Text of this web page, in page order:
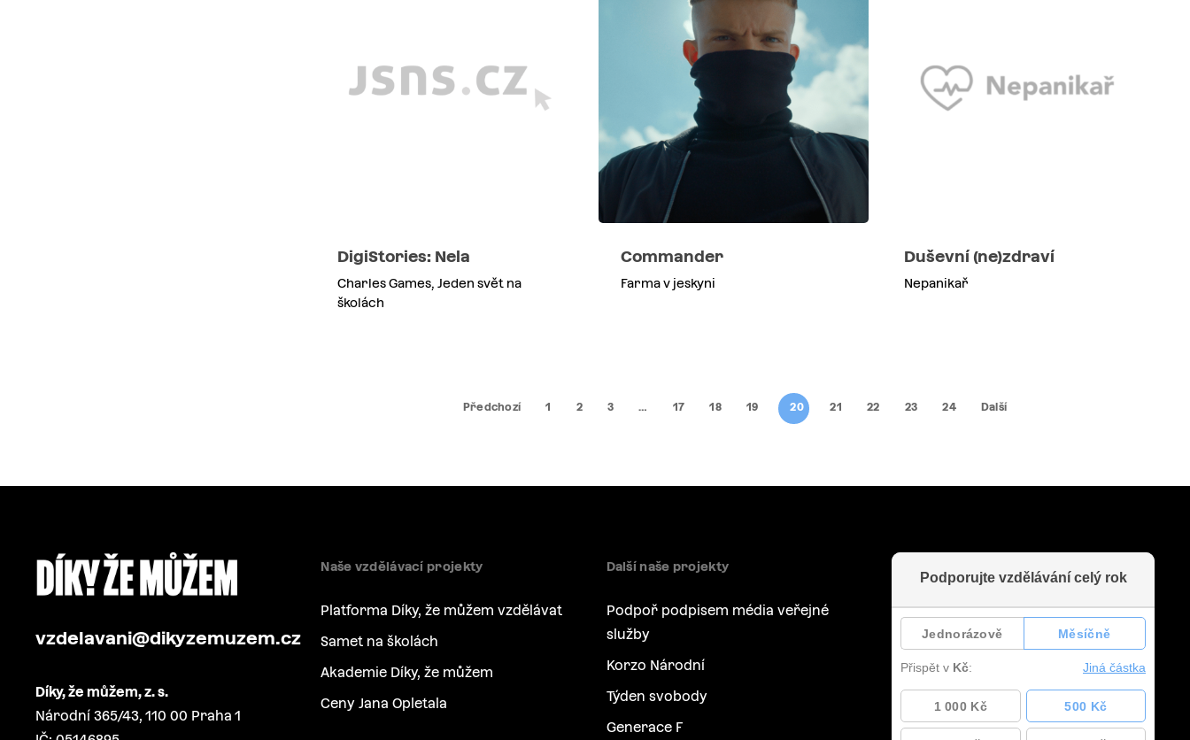
DigiStories: Nela
Charles Games, Jeden svět na
školách
Commander
Farma v jeskyni
Duševní (ne)zdraví
Nepanikař
Předchozí 1 2 3 … 17 18 19 20 21 22 23 24 Další
vzdelavani@dikyzemuzem.cz
Díky, že můžem, z. s.
Národní 365/43, 110 00 Praha 1
Naše vzdělávací projekty
Platforma Díky, že můžem vzdělávat
Samet na školách
Akademie Díky, že můžem
Ceny Jana Opletala
Další naše projekty
Podpoř podpisem média veřejné
služby
Korzo Národní
Týden svobody
Generace F